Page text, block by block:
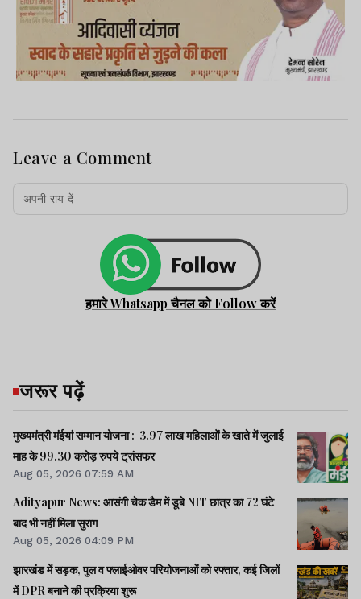
Leave a Comment
हमारे Whatsapp चैनल को Follow करें
जरूर पढ़ें
मुख्यमंत्री मंईयां सम्मान योजना : 3.97 लाख महिलाओं के खाते में जुलाई
माह के 99.30 करोड़ रुपये ट्रांसफर
Aug 05, 2026 07:59 AM
Adityapur News: आसंगी चेक डैम में डूबे NIT छात्र का 72 घंटे
बाद भी नहीं मिला सुराग
Aug 05, 2026 04:09 PM
झारखंड में सड़क, पुल व फ्लाईओवर परियोजनाओं को रफ्तार, कई जिलों
में DPR बनाने की प्रक्रिया शुरू